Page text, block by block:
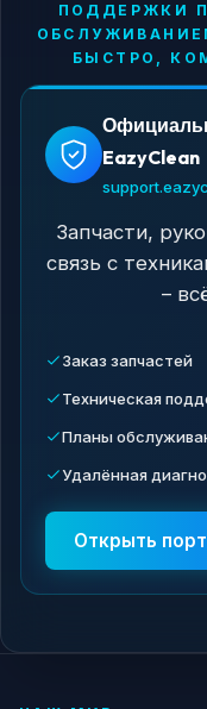
ПОДДЕРЖКИ
БЫСТРО,
EazyClean
Запчасти,
связь с
–
Заказ запчастей
Техническая
Планы
Удалённая
Открыть